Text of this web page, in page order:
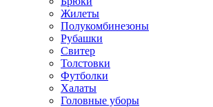
Жилеты
Полукомбинезоны
Рубашки
Свитер
Толстовки
Футболки
Халаты
Головные уборы